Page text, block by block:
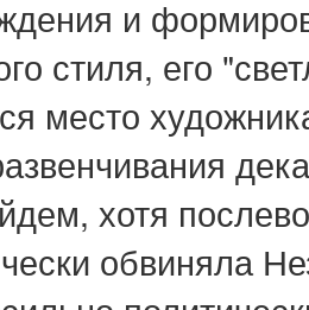
и
стиля, его
место
хотя
обвиняла